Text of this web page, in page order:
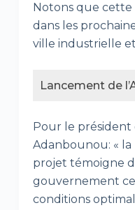
Notons que
dans les
ville industrielle
Lancement de
Pour le président
Adanbounou: «
projet témoigne
gouvernement
conditions